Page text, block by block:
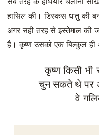
हासिल की। डिस्कस धातु की
अगर सही तरह से इस्तेमाल की
है। कृष्ण उसको एक बिल्कुल
कृष्ण किसी भी
चुन सकते थे पर
वे